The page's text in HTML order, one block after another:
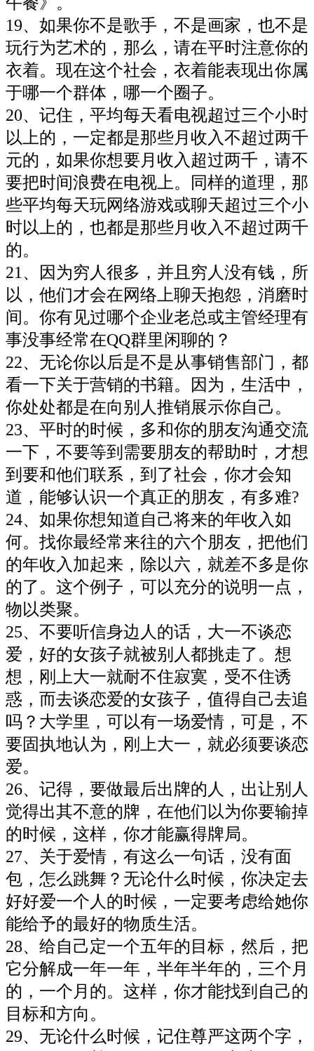
19、如果你不是歌手，不是画家，也不是
玩行为艺术的，那么，请在平时注意你的
衣着。现在这个社会，衣着能表现出你属
于哪一个群体，哪一个圈子。
20、记住，平均每天看电视超过三个小时
以上的，一定都是那些月收入不超过两千
元的，如果你想要月收入超过两千，请不
要把时间浪费在电视上。同样的道理，那
些平均每天玩网络游戏或聊天超过三个小
时以上的，也都是那些月收入不超过两千
的。
21、因为穷人很多，并且穷人没有钱，所
以，他们才会在网络上聊天抱怨，消磨时
间。你有见过哪个企业老总或主管经理有
事没事经常在QQ群里闲聊的？
22、无论你以后是不是从事销售部门，都
看一下关于营销的书籍。因为，生活中，
你处处都是在向别人推销展示你自己。
23、平时的时候，多和你的朋友沟通交流
一下，不要等到需要朋友的帮助时，才想
到要和他们联系，到了社会，你才会知
道，能够认识一个真正的朋友，有多难?
24、如果你想知道自己将来的年收入如
何。找你最经常来往的六个朋友，把他们
的年收入加起来，除以六，就差不多是你
的了。这个例子，可以充分的说明一点，
物以类聚。
25、不要听信身边人的话，大一不谈恋
爱，好的女孩子就被别人都挑走了。想
想，刚上大一就耐不住寂寞，受不住诱
惑，而去谈恋爱的女孩子，值得自己去追
吗？大学里，可以有一场爱情，可是，不
要固执地认为，刚上大一，就必须要谈恋
爱。
26、记得，要做最后出牌的人，出让别人
觉得出其不意的牌，在他们以为你要输掉
的时候，这样，你才能赢得牌局。
27、关于爱情，有这么一句话，没有面
包，怎么跳舞？无论什么时候，你决定去
好好爱一个人的时候，一定要考虑给她你
能给予的最好的物质生活。
28、给自己定一个五年的目标，然后，把
它分解成一年一年，半年半年的，三个月
的，一个月的。这样，你才能找到自己的
目标和方向。
29、无论什么时候，记住尊严这两个字，